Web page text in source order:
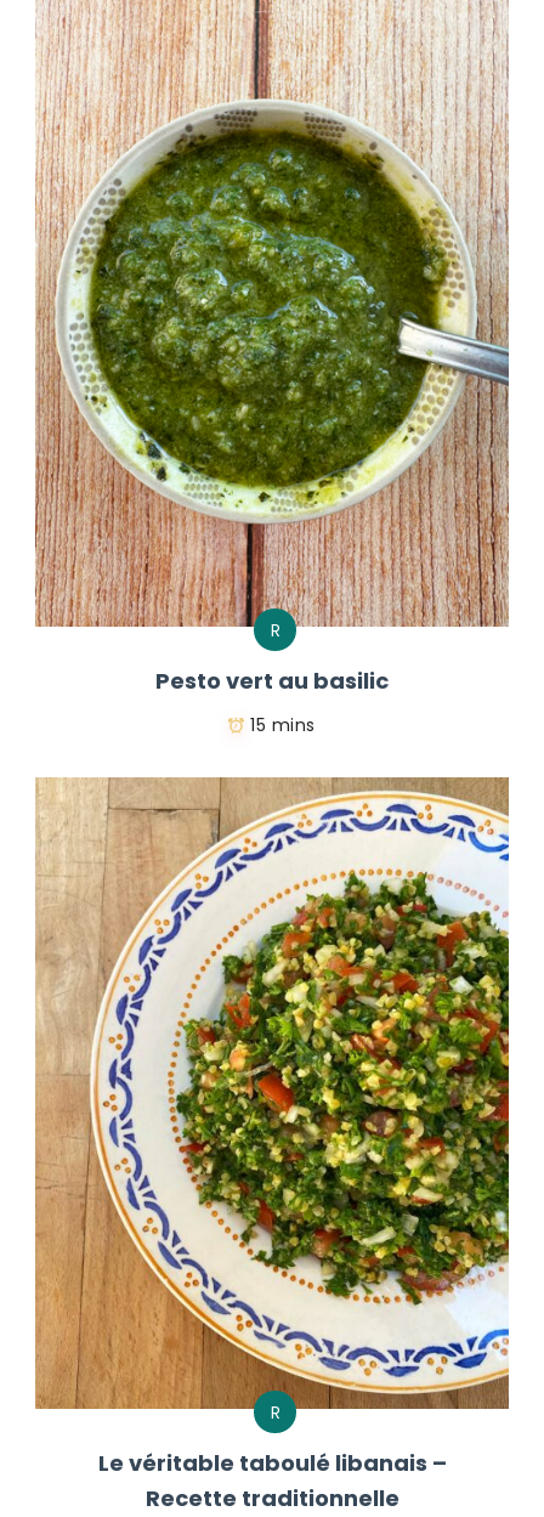
R
Pesto vert au basilic
15 mins
R
Le véritable taboulé libanais –
Recette traditionnelle